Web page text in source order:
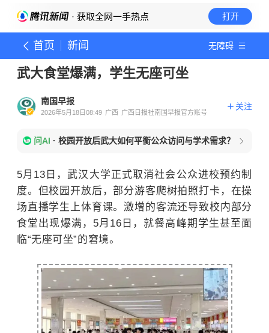
· 获取全网一手热点 打开
首页 新闻 无障碍
武大食堂爆满，学生无座可坐
南国早报
2026年5月18日08:49 广西 广西日报社南国早报官方账号
关注
问AI · 校园开放后武大如何平衡公众访问与学术需求？
5月13日，武汉大学正式取消社会公众进校预约制
度。但校园开放后，部分游客爬树拍照打卡，在操
场直播学生上体育课。激增的客流还导致校内部分
食堂出现爆满，5月16日，就餐高峰期学生甚至面
临“无座可坐”的窘境。